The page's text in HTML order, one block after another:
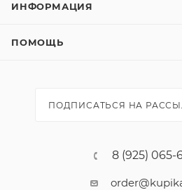
ИНФОРМАЦИЯ
ПОМОЩЬ
ПОДПИСАТЬСЯ НА
8 (925) 065-